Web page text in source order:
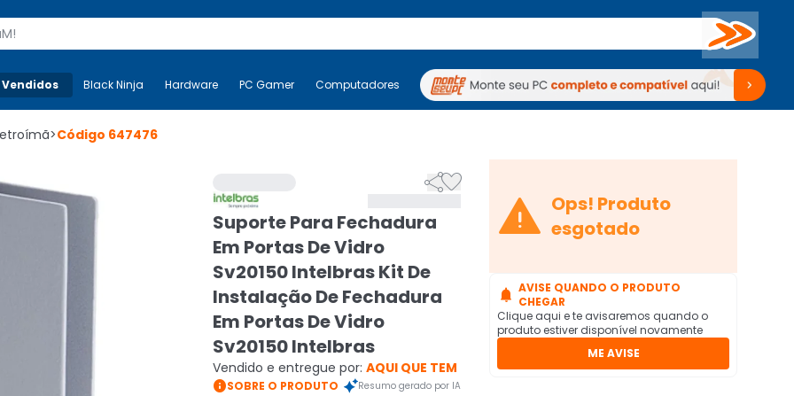
Buscar
Mais-v- Black Ninja Hardware PC Gamer Computadores Periféricos TV Venda no KaBuM!
Black Ninja Hardware PC Gamer Computadores Periféricos TV Venda no KaBuM!
>Código 647476

Suporte Para Fechadura
Em Portas De Vidro
Sv20150 Intelbras Kit De
Instalação De Fechadura
Em Portas De Vidro
Sv20150 Intelbras
Vendido e entregue por: AQUI QUE TEM
SOBRE O PRODUTO Resumo gerado por IA
 Ops! Produto
esgotado
 AVISE QUANDO O PRODUTO
CHEGAR
Clique aqui e te avisaremos quando o
produto estiver disponível novamente
ME AVISE